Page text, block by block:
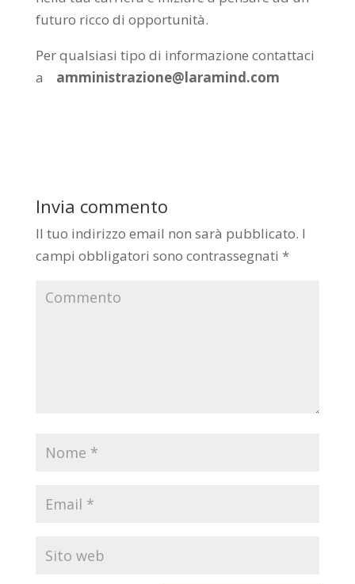
futuro ricco di opportunità.
Per qualsiasi tipo di informazione contattaci
a amministrazione@laramind.com
Invia commento
Il tuo indirizzo email non sarà pubblicato. I
campi obbligatori sono contrassegnati *